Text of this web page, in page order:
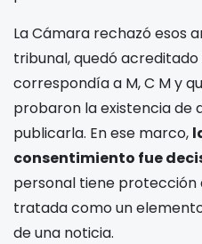
La Cámara rechazó esos
tribunal, quedó
correspondía a M, C M y
probaron la existencia de
publicarla. En ese marco,
consentimiento fue
personal tiene protección
tratada como un
de una noticia.